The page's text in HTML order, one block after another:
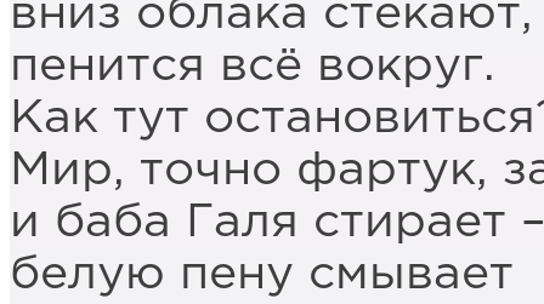
вниз облака стекают,
пенится всё вокруг.
Как тут
Мир, точно фартук,
и баба Галя стирает
белую пену смывает